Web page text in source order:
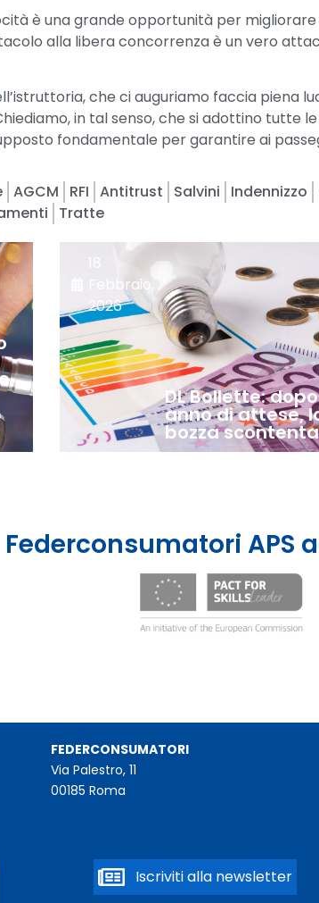
è una grande opportunità per
alla libera concorrenza è un vero
che ci auguriamo faccia piena
in tal senso, che si adottino tutte
fondamentale per garantire ai
AGCM RFI Antitrust Salvini Indennizzo
Tratte
Febbraio,
2026
DL Bollette:
anno di attese,
bozza
Federconsumatori APS
FEDERCONSUMATORI
Via Palestro, 11
00185 Roma
Iscriviti alla newsletter